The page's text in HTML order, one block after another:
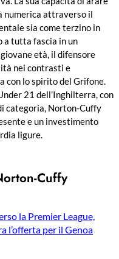
numerica attraverso il
sia come terzino in
a tutta fascia in un
età, il difensore
nei contrasti e
con lo spirito del Grifone.
21 dell’Inghilterra, con
categoria, Norton-Cuffy
e un investimento
ligure.
Cuffy
la Premier League,
l’offerta per il Genoa